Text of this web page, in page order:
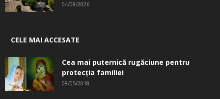
04/08/2026
CELE MAI ACCESATE
Cea mai puternică rugăciune pentru
protecția familiei
08/05/2018